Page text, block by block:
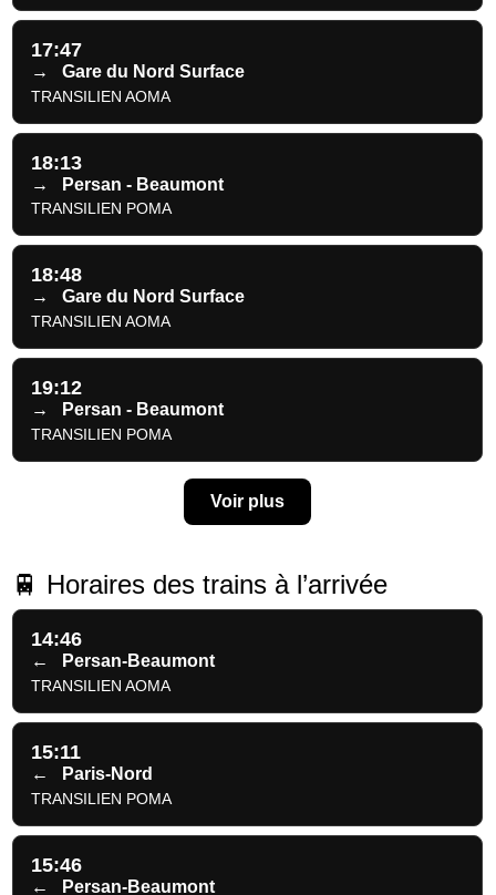
17:47
→ Gare du Nord Surface
TRANSILIEN AOMA
18:13
→ Persan - Beaumont
TRANSILIEN POMA
18:48
→ Gare du Nord Surface
TRANSILIEN AOMA
19:12
→ Persan - Beaumont
TRANSILIEN POMA
Voir plus
🚆 Horaires des trains à l’arrivée
14:46
← Persan-Beaumont
TRANSILIEN AOMA
15:11
← Paris-Nord
TRANSILIEN POMA
15:46
← Persan-Beaumont